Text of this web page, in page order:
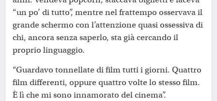
“un po’ di tutto”, mentre nel frattempo osservava il
grande schermo con l’attenzione quasi ossessiva di
chi, ancora senza saperlo, sta già cercando il
proprio linguaggio.
“Guardavo tonnellate di film tutti i giorni. Quattro
film differenti, oppure quattro volte lo stesso film.
È lì che mi sono innamorato del cinema”.